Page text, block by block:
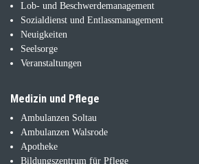
Lob- und Beschwerdemanagement
Sozialdienst und Entlassmanagement
Neuigkeiten
Seelsorge
Veranstaltungen
Medizin und Pflege
Ambulanzen Soltau
Ambulanzen Walsrode
Apotheke
Bildungszentrum für Pflege